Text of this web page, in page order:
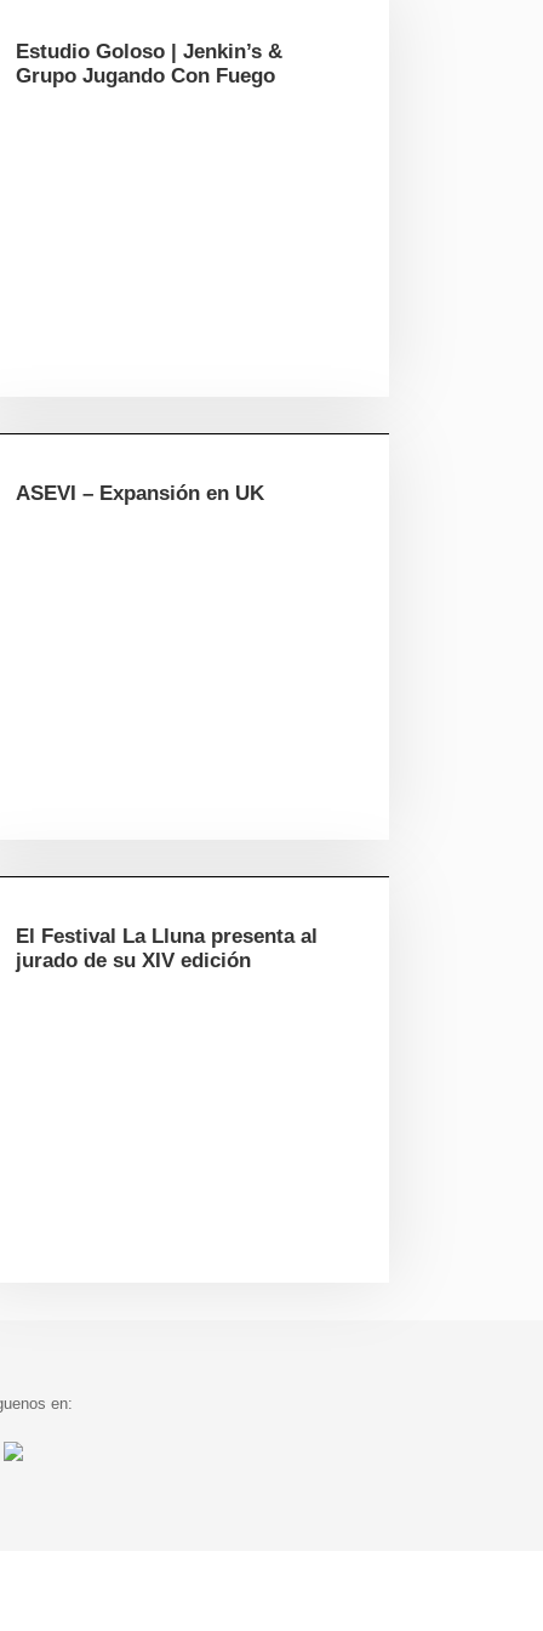
Estudio Goloso | Jenkin’s &
Grupo Jugando Con Fuego
ASEVI – Expansión en UK
El Festival La Lluna presenta al
jurado de su XIV edición
en: